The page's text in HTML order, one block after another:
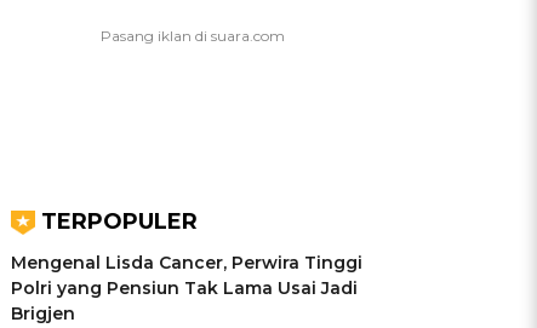
TERPOPULER
Mengenal Lisda Cancer, Perwira Tinggi
Polri yang Pensiun Tak Lama Usai Jadi
Brigjen